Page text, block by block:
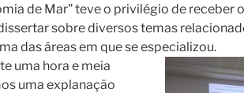
de Mar” teve o privilégio de receber
sobre diversos temas
das áreas em que se especializou.
uma hora e meia
uma explanação